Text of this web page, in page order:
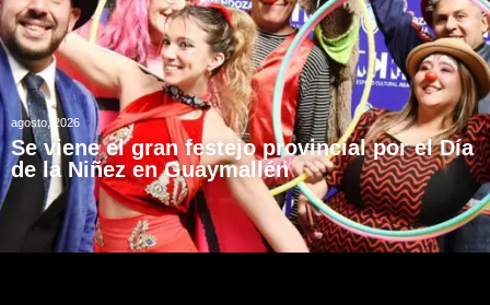
agosto, 2026
Se viene el gran festejo provincial por el Día
de la Niñez en Guaymallén